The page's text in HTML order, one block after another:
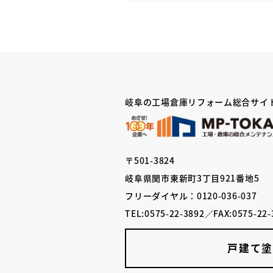
岐阜の工場倉庫リフォーム総合サイ
〒501-3824
岐阜県関市東新町3丁目921番地5
フリーダイヤル：0120-036-037
TEL:0575-22-3892／FAX:0575-
戸建て